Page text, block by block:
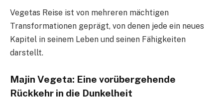
Vegetas Reise ist von mehreren mächtigen
Transformationen geprägt, von denen jede ein neues
Kapitel in seinem Leben und seinen Fähigkeiten
darstellt.
Majin Vegeta: Eine vorübergehende
Rückkehr in die Dunkelheit